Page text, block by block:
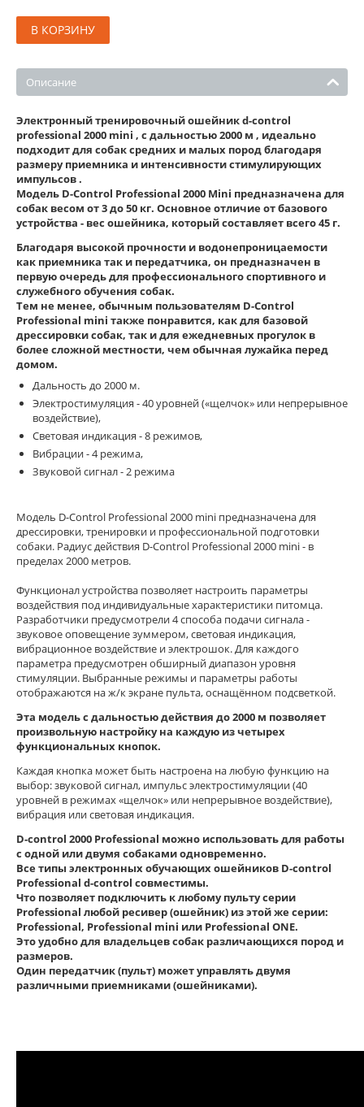
В КОРЗИНУ
Описание
Электронный тренировочный ошейник d-control
professional 2000 mini , с дальностью 2000 м , идеально
подходит для собак средних и малых пород благодаря
размеру приемника и интенсивности стимулирующих
импульсов .
Модель D-Control Professional 2000 Mini предназначена для
собак весом от 3 до 50 кг. Основное отличие от базового
устройства - вес ошейника, который составляет всего 45 г.
Благодаря высокой прочности и водонепроницаемости
как приемника так и передатчика, он предназначен в
первую очередь для профессионального спортивного и
служебного обучения собак.
Тем не менее, обычным пользователям D-Control
Professional mini также понравится, как для базовой
дрессировки собак, так и для ежедневных прогулок в
более сложной местности, чем обычная лужайка перед
домом.
Дальность до 2000 м.
Электростимуляция - 40 уровней («щелчок» или непрерывное
воздействие),
Световая индикация - 8 режимов,
Вибрации - 4 режима,
Звуковой сигнал - 2 режима
Модель D-Control Professional 2000 mini предназначена для
дрессировки, тренировки и профессиональной подготовки
собаки. Радиус действия D-Control Professional 2000 mini - в
пределах 2000 метров.
Функционал устройства позволяет настроить параметры
воздействия под индивидуальные характеристики питомца.
Разработчики предусмотрели 4 способа подачи сигнала -
звуковое оповещение зуммером, световая индикация,
вибрационное воздействие и электрошок. Для каждого
параметра предусмотрен обширный диапазон уровня
стимуляции. Выбранные режимы и параметры работы
отображаются на ж/к экране пульта, оснащённом подсветкой.
Эта модель с дальностью действия до 2000 м позволяет
произвольную настройку на каждую из четырех
функциональных кнопок.
Каждая кнопка может быть настроена на любую функцию на
выбор: звуковой сигнал, импульс электростимуляции (40
уровней в режимах «щелчок» или непрерывное воздействие),
вибрация или световая индикация.
D-control 2000 Professional можно использовать для работы
с одной или двумя собаками одновременно.
Все типы электронных обучающих ошейников D-control
Professional d-control совместимы.
Что позволяет подключить к любому пульту серии
Professional любой ресивер (ошейник) из этой же серии:
Professional, Professional mini или Professional ONE.
Это удобно для владельцев собак различающихся пород и
размеров.
Один передатчик (пульт) может управлять двумя
различными приемниками (ошейниками).